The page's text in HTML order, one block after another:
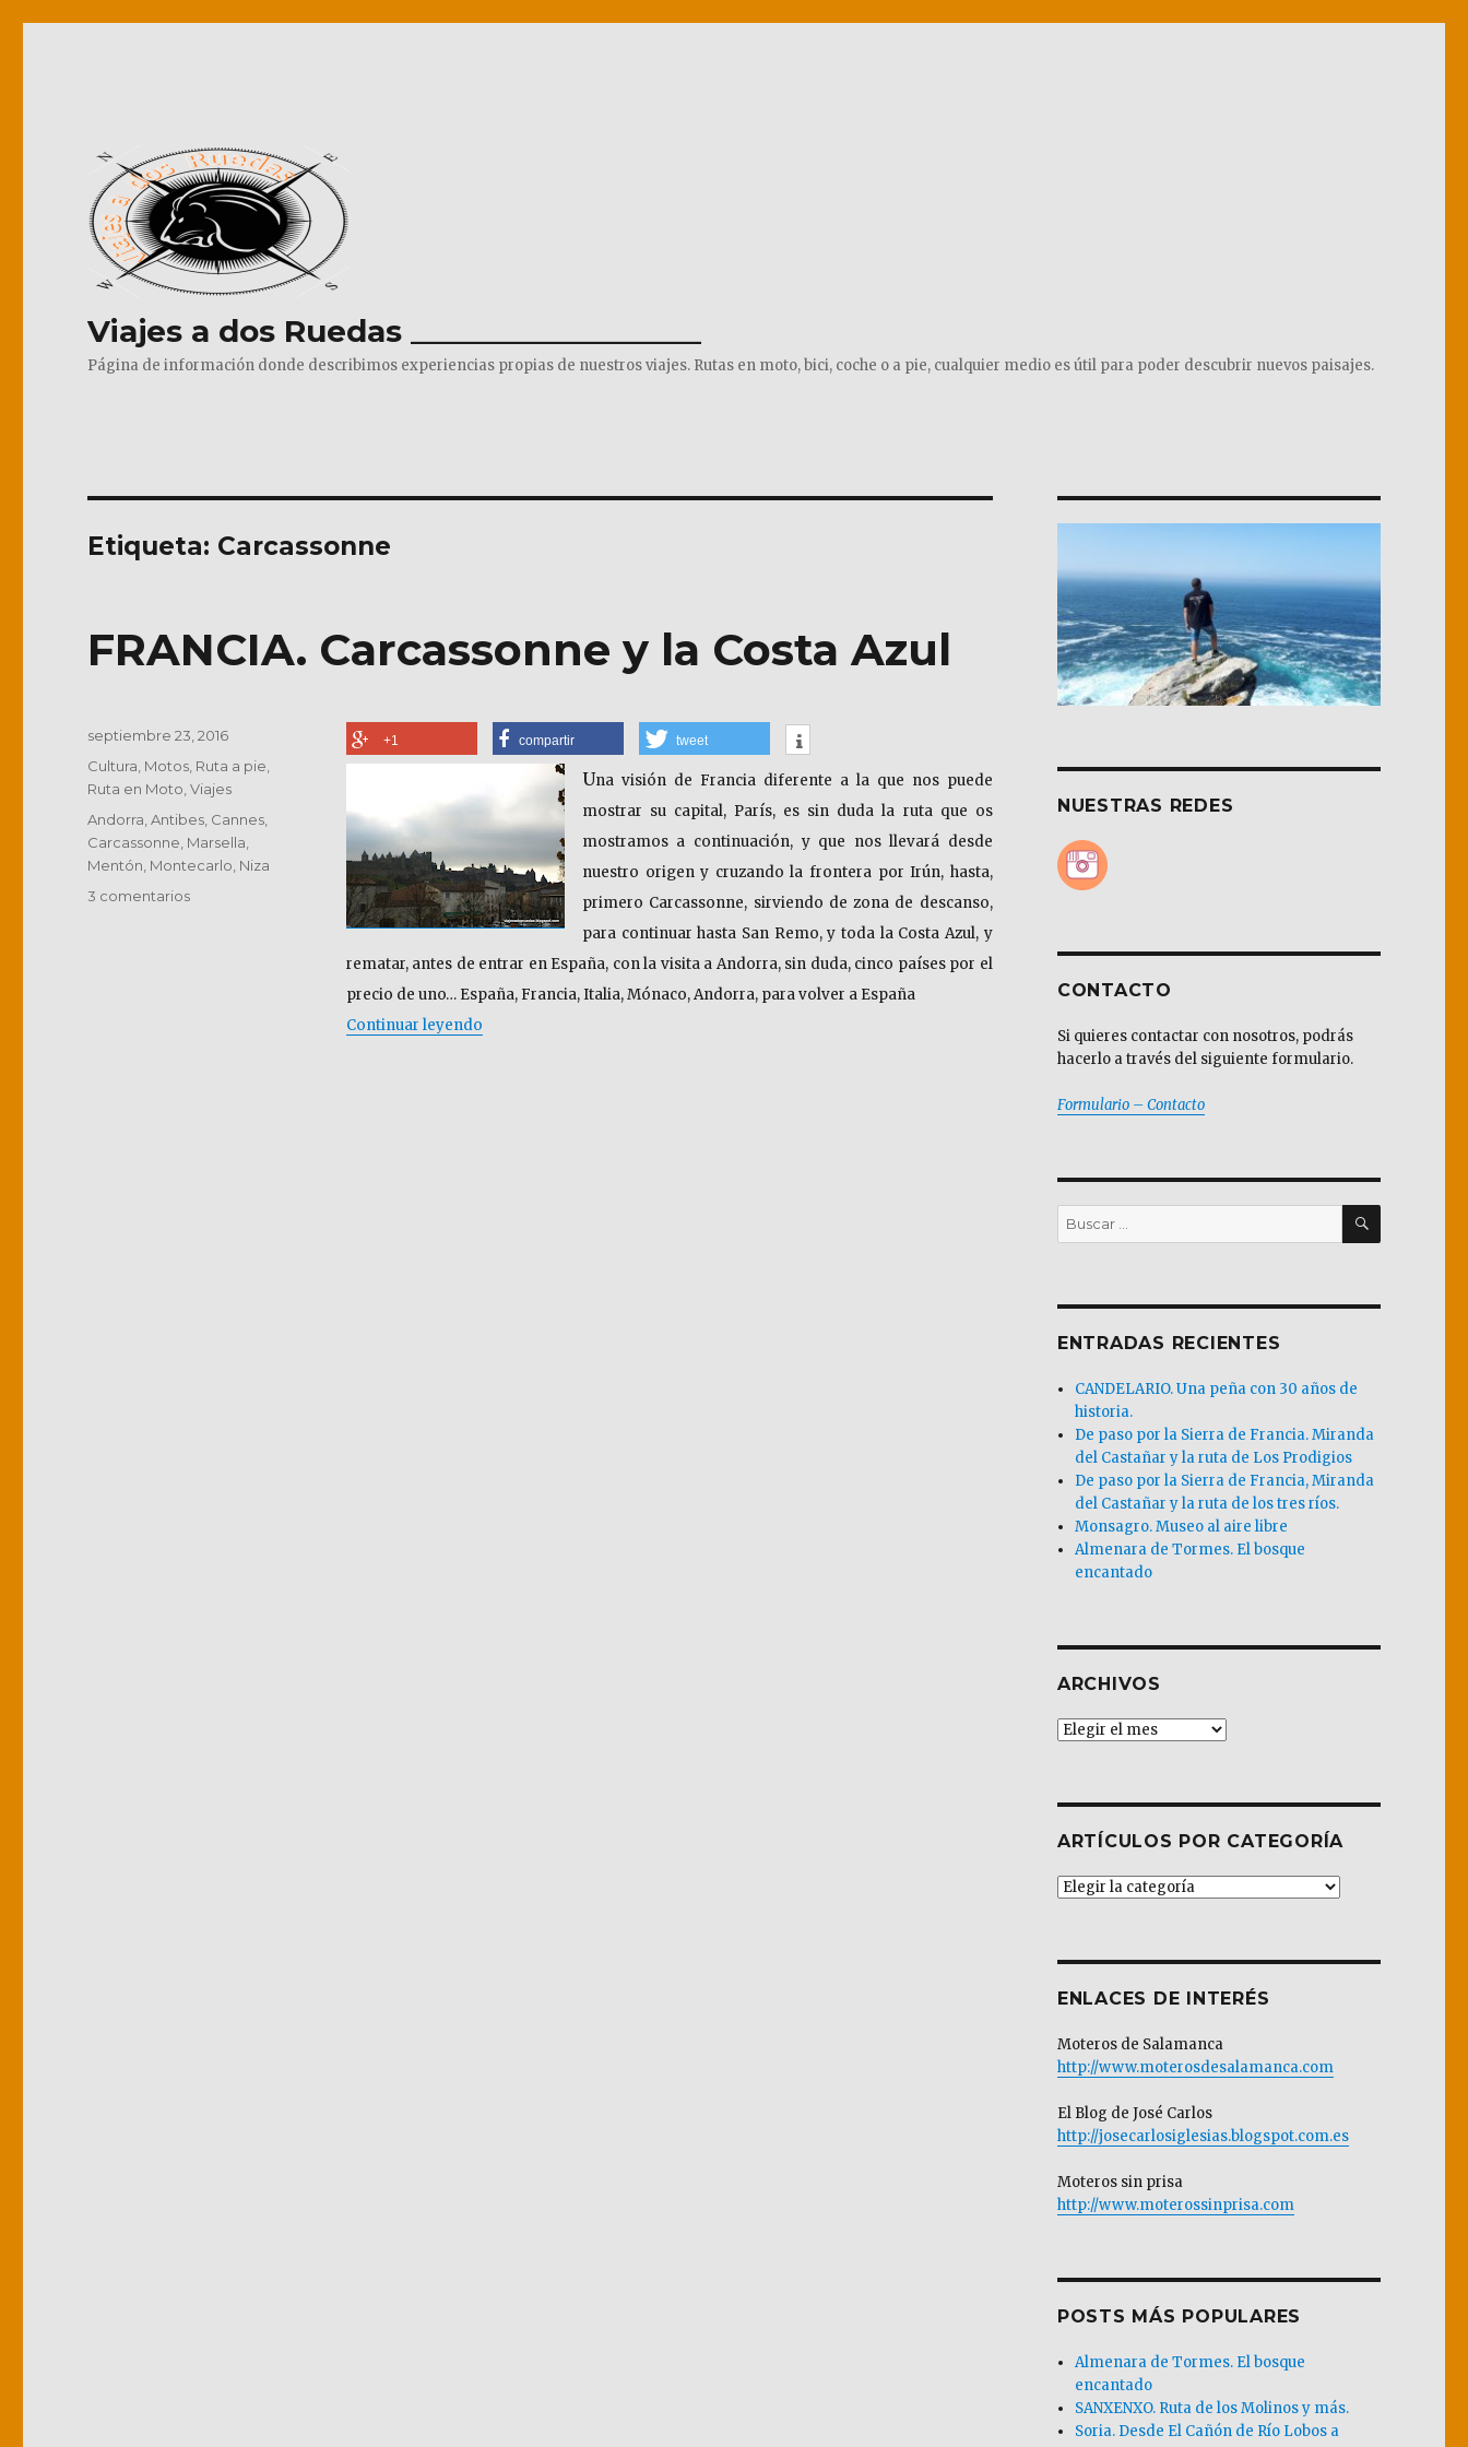
Viajes a dos Ruedas ___________________
Página de información donde describimos experiencias propias de nuestros viajes. Rutas en moto, bici, coche o a pie, cualquier medio es útil para poder descubrir nuevos paisajes.
Etiqueta: Carcassonne
FRANCIA. Carcassonne y la Costa Azul
+1 compartir tweet
Una visión de Francia diferente a la que nos puede
mostrar su capital, París, es sin duda la ruta que os
mostramos a continuación, y que nos llevará desde
nuestro origen y cruzando la frontera por Irún, hasta,
primero Carcassonne, sirviendo de zona de descanso,
para continuar hasta San Remo, y toda la Costa Azul, y
rematar, antes de entrar en España, con la visita a Andorra, sin duda, cinco países por el
precio de uno… España, Francia, Italia, Mónaco, Andorra, para volver a España
Continuar leyendo«FRANCIA. Carcassonne y la Costa Azul»
Publicado
septiembre 23, 2016
Categorías
Cultura Motos Ruta a pie
Ruta en Moto ,Viajes
Etiquetas
Andorra ,Antibes Cannes
Carcassonne Marsella
Mentón Montecarlo Niza
3 comentariosen
NUESTRAS REDES
CONTACTO
Si quieres contactar con nosotros, podrás
hacerlo a través del siguiente formulario.
Formulario – Contacto
Buscar
por:
BUSCAR
ENTRADAS RECIENTES
CANDELARIO. Una peña con 30 años de
historia.
De paso por la Sierra de Francia. Miranda
del Castañar y la ruta de Los Prodigios
De paso por la Sierra de Francia, Miranda
del Castañar y la ruta de los tres ríos.
Monsagro. Museo al aire libre
Almenara de Tormes. El bosque
encantado
ARCHIVOS
Archivos
ARTÍCULOS POR CATEGORÍA
Artículos
ENLACES DE INTERÉS
Moteros de Salamanca
http://www.moterosdesalamanca.com
El Blog de José Carlos
http://josecarlosiglesias.blogspot.com.es
Moteros sin prisa
http://www.moterossinprisa.com
POSTS MÁS POPULARES
Almenara de Tormes. El bosque
encantado
SANXENXO. Ruta de los Molinos y más.
Soria. Desde El Cañón de Río Lobos a